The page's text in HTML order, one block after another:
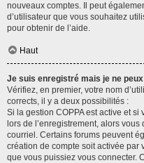
nouveaux comptes. Il peut
d’utilisateur que vous souhaitez
pour obtenir de l’aide.
Haut
Je suis enregistré mais je ne
Vérifiez, en premier, votre nom
corrects, il y a deux possibilités :
Si la gestion COPPA est active et
lors de l’enregistrement, alors
courriel. Certains forums peuvent
création de compte soit activée par
que vous puissiez vous connecter.